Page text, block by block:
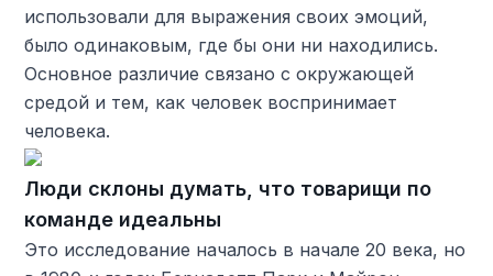
использовали для выражения своих эмоций,
было одинаковым, где бы они ни находились.
Основное различие связано с окружающей
средой и тем, как человек воспринимает
человека.
Люди склоны думать, что товарищи по
команде идеальны
Это исследование началось в начале 20 века, но